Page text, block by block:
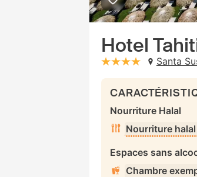
Hotel
stars: 4Santa
Nourriture Halal
Nourriture
Espaces sans
Chambre